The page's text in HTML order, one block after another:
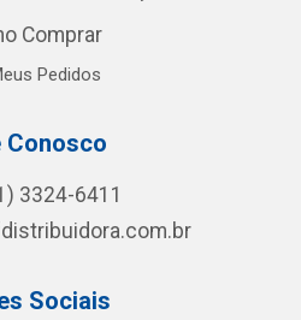
Comprar
Pedidos
Conosco
3324-6411
Sociais